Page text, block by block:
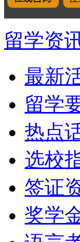
留学资
最新
留学
热点
选校
签证
奖学